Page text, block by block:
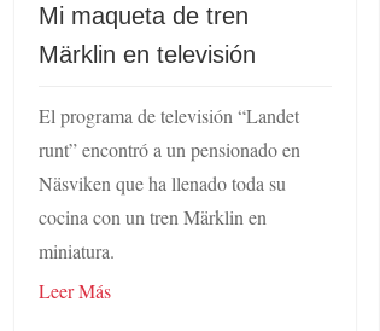
Mi maqueta de tren
Märklin en televisión
El programa de televisión “Landet
runt” encontró a un pensionado en
Näsviken que ha llenado toda su
cocina con un tren Märklin en
miniatura.
Leer Más